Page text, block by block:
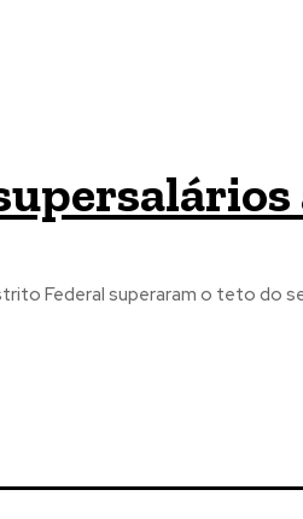
Federal superaram o teto do